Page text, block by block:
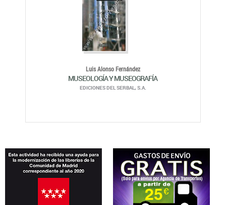
Luis Alonso Fernández
MUSEOLOGÍA Y MUSEOGRAFÍA
EDICIONES DEL SERBAL, S.A.